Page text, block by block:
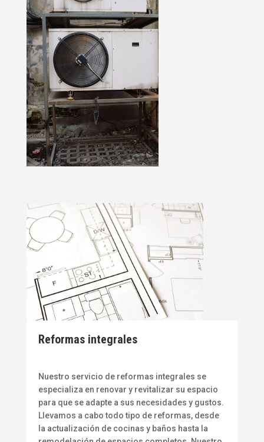
Reformas integrales
Nuestro servicio de reformas integrales se
especializa en renovar y revitalizar su espacio
para que se adapte a sus necesidades y gustos.
Llevamos a cabo todo tipo de reformas, desde
la actualización de cocinas y baños hasta la